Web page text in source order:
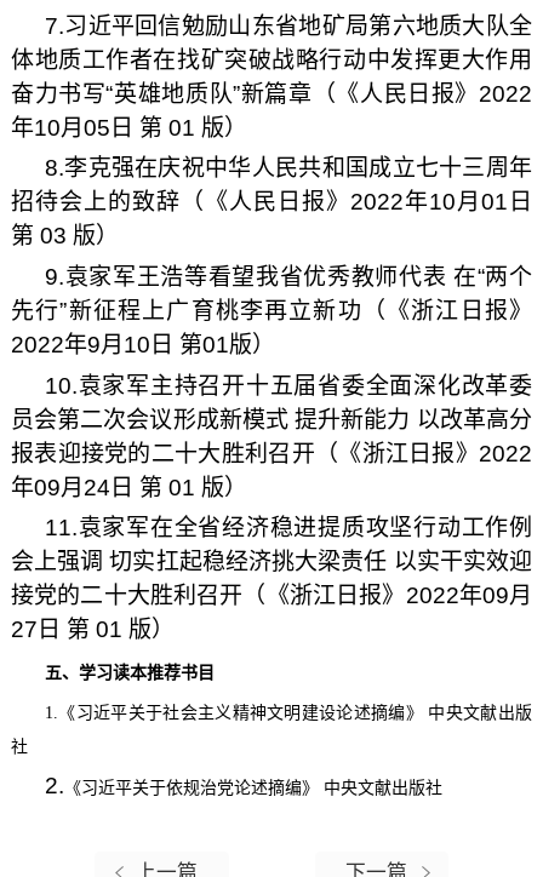
7.习近平回信勉励山东省地矿局第六地质大队全
体地质工作者在找矿突破战略行动中发挥更大作用
奋力书写“英雄地质队”新篇章（《人民日报》2022
年10月05日 第 01 版）
8.李克强在庆祝中华人民共和国成立七十三周年
招待会上的致辞（《人民日报》2022年10月01日
第 03 版）
9.袁家军王浩等看望我省优秀教师代表 在“两个
先行”新征程上广育桃李再立新功（《浙江日报》
2022年9月10日 第01版）
10.袁家军主持召开十五届省委全面深化改革委
员会第二次会议形成新模式 提升新能力 以改革高分
报表迎接党的二十大胜利召开（《浙江日报》2022
年09月24日 第 01 版）
11.袁家军在全省经济稳进提质攻坚行动工作例
会上强调 切实扛起稳经济挑大梁责任 以实干实效迎
接党的二十大胜利召开（《浙江日报》2022年09月
27日 第 01 版）
五、学习读本推荐书目
1.《习近平关于社会主义精神文明建设论述摘编》 中央文献出版
社
2. 《习近平关于依规治党论述摘编》 中央文献出版社